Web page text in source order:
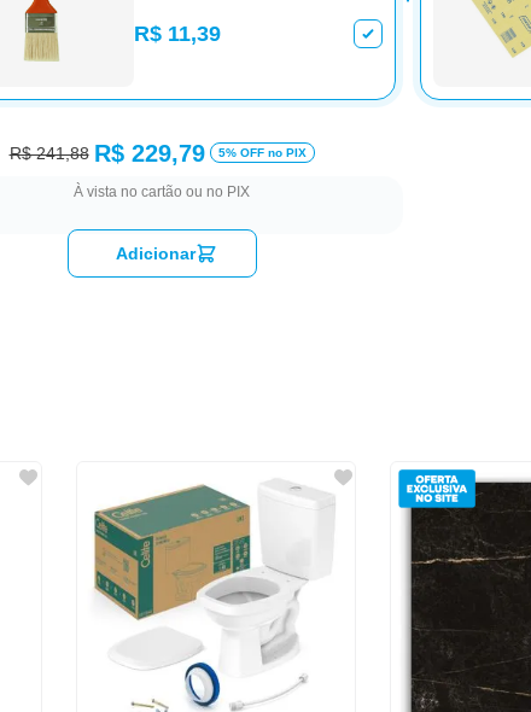
R$ 11,39
R$ 241,88 R$ 229,79 5% OFF no PIX
À vista no cartão ou no PIX
Adicionar